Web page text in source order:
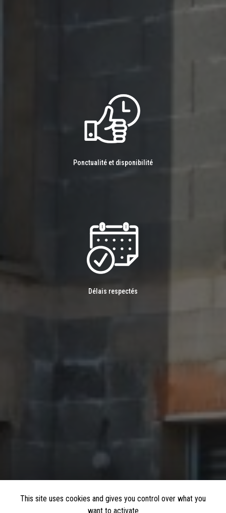
Ponctualité et disponibilité
Délais respectés
This site uses cookies and gives you control over what you
want to activate